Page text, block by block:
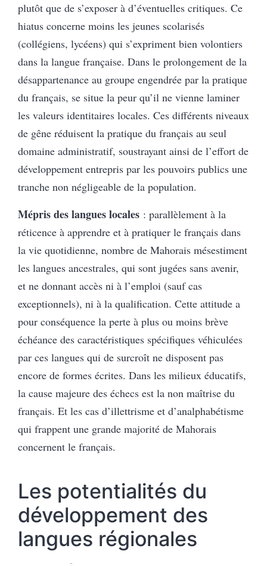
plutôt que de s’exposer à d’éventuelles critiques. Ce
hiatus concerne moins les jeunes scolarisés
(collégiens, lycéens) qui s’expriment bien volontiers
dans la langue française. Dans le prolongement de la
désappartenance au groupe engendrée par la pratique
du français, se situe la peur qu’il ne vienne laminer
les valeurs identitaires locales. Ces différents niveaux
de gêne réduisent la pratique du français au seul
domaine administratif, soustrayant ainsi de l’effort de
développement entrepris par les pouvoirs publics une
tranche non négligeable de la population.
Mépris des langues locales : parallèlement à la
réticence à apprendre et à pratiquer le français dans
la vie quotidienne, nombre de Mahorais mésestiment
les langues ancestrales, qui sont jugées sans avenir,
et ne donnant accès ni à l’emploi (sauf cas
exceptionnels), ni à la qualification. Cette attitude a
pour conséquence la perte à plus ou moins brève
échéance des caractéristiques spécifiques véhiculées
par ces langues qui de surcroît ne disposent pas
encore de formes écrites. Dans les milieux éducatifs,
la cause majeure des échecs est la non maîtrise du
français. Et les cas d’illettrisme et d’analphabétisme
qui frappent une grande majorité de Mahorais
concernent le français.
Les potentialités du
développement des
langues régionales